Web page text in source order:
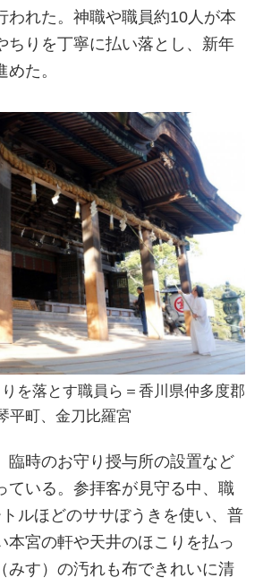
われた。神職や職員約10人が本
ちりを丁寧に払い落とし、新年
た。
を落とす職員ら＝香川県仲多度郡
平町、金刀比羅宮
時のお守り授与所の設置など
ている。参拝客が見守る中、職
ルほどのササぼうきを使い、普
本宮の軒や天井のほこりを払っ
みす）の汚れも布できれいに清